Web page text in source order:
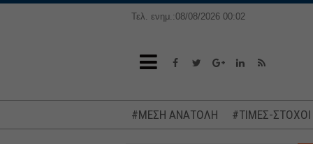
Τελ. ενημ.:08/08/2026 00:02
#ΜΕΣΗ ΑΝΑΤΟΛΗ #ΤΙΜΕΣ-